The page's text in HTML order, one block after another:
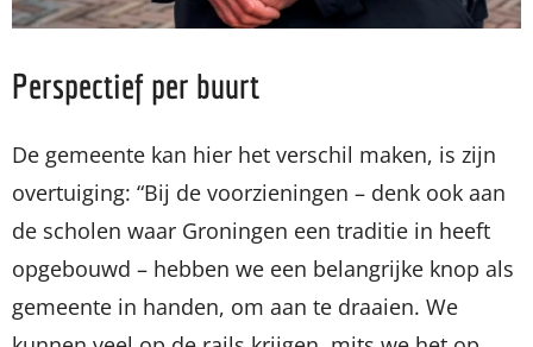
Perspectief per buurt
De gemeente kan hier het verschil maken, is zijn
overtuiging: “Bij de voorzieningen – denk ook aan
de scholen waar Groningen een traditie in heeft
opgebouwd – hebben we een belangrijke knop als
gemeente in handen, om aan te draaien. We